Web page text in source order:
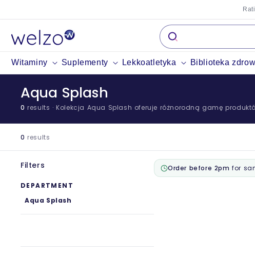
treści
Witaminy Suplementy Lekkoatletyka Biblioteka
Aqua Splash
0 results · Kolekcja Aqua Splash oferuje różnorodną gamę
0 results
Filters
DEPARTMENT
Aqua Splash
Order before 2pm for